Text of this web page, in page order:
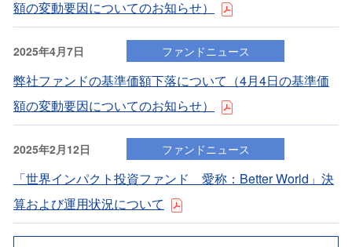
額の変動要因についてのお知らせ）
2025年4月7日 ファンドニュース
弊社ファンドの基準価額下落について（4⽉4⽇の基準価
額の変動要因についてのお知らせ）
2025年2月12日 ファンドニュース
「世界インパクト投資ファンド 愛称：Better World」決
算および運⽤状況について